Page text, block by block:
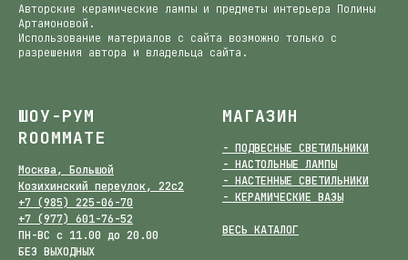
Авторские керамические лампы и предметы интерьера Полины
Артамоновой.
Использование материалов с сайта возможно только с
разрешения автора и владельца сайта.
ШОУ-РУМ
ROOMMATE
Москва, Большой
Козихинский переулок, 22с2
+7 (985) 225-06-70
+7 (977) 601-76-52
ПН-ВС с 11.00 до 20.00
БЕЗ ВЫХОДНЫХ
МАГАЗИН
- ПОДВЕСНЫЕ СВЕТИЛЬНИКИ
- НАСТОЛЬНЫЕ ЛАМПЫ
- НАСТЕННЫЕ СВЕТИЛЬНИКИ
- КЕРАМИЧЕСКИЕ ВАЗЫ
ВЕСЬ КАТАЛОГ